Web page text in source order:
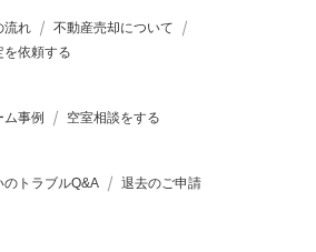
流れ
不動産売却について
を依頼する
ム事例 空室相談をする
のトラブルQ&A 退去のご申請